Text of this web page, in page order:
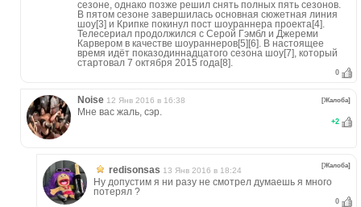
сезоне, однако позже решил снять полных пять сезонов.
В пятом сезоне завершилась основная сюжетная линия
шоу[3] и Крипке покинул пост шоураннера проекта[4].
Телесериал продолжился с Серой Гэмбл и Джереми
Карвером в качестве шоураннеров[5][6]. В настоящее
время идёт показодиннадцатого сезона шоу[7], который
стартовал 7 октября 2015 года[8].
0
Noise 12 Янв 2016 в 16:38 [Жалоба]
Мне вас жаль, сэр.
+2
redisonsas 13 Янв 2016 в 18:24
[Жалоба]
Ну допустим я ни разу не смотрел думаешь я много
потерял ?
0